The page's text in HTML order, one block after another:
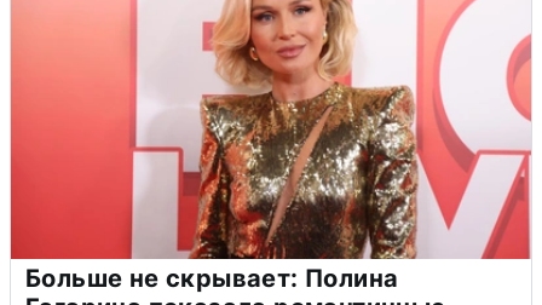
Больше не скрывает: Полина